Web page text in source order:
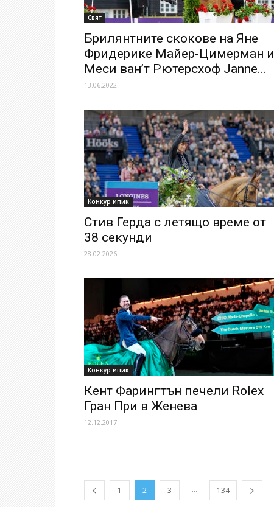
Свят
Брилянтните скокове на Яне
Фридерике Майер-Цимерман и
Меси ван’т Рютерсхоф Janne...
13.06.2022
Конкур ипик
Стив Герда с летящо време от
38 секунди
28.02.2026
Конкур ипик
Кент Фарингтън печели Rolex
Гран При в Женева
12.12.2017
1 2 3 ... 134